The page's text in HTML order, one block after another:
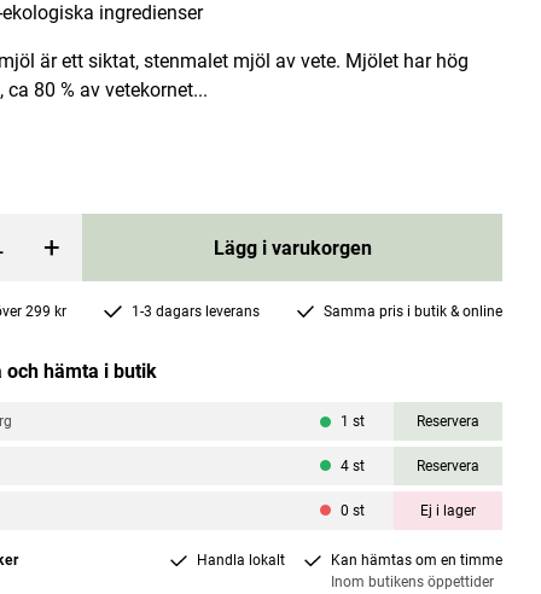
Naturligt Magnesium 90g
Mikrofarmen
Lägg i varukorgen
ekologiska ingredienser
är ett siktat, stenmalet mjöl av vete. Mjölet har hög
ca 80 % av vetekornet...
+ Lägg i varukorgen
299 kr 1-3 dagars leverans Samma pris i butik & online
och hämta i butik
1 st Reservera
4 st Reservera
0 st Ej i lager
Handla lokalt
Kan hämtas om en timme
Inom butikens öppettider